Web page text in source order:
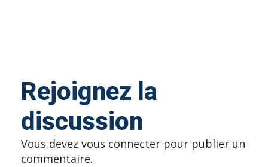
Rejoignez la
discussion
Vous devez vous connecter pour publier un
commentaire.